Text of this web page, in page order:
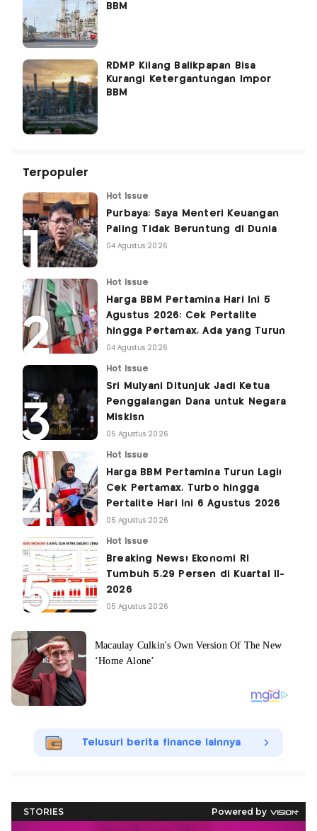
BBM
RDMP Kilang Balikpapan Bisa
Kurangi Ketergantungan Impor
BBM
Terpopuler
Hot Issue
Purbaya: Saya Menteri Keuangan
Paling Tidak Beruntung di Dunia
04 Agustus 2026
Hot Issue
Harga BBM Pertamina Hari Ini 5
Agustus 2026: Cek Pertalite
hingga Pertamax, Ada yang Turun
04 Agustus 2026
Hot Issue
Sri Mulyani Ditunjuk Jadi Ketua
Penggalangan Dana untuk Negara
Miskisn
05 Agustus 2026
Hot Issue
Harga BBM Pertamina Turun Lagi!
Cek Pertamax, Turbo hingga
Pertalite Hari Ini 6 Agustus 2026
05 Agustus 2026
Hot Issue
Breaking News! Ekonomi RI
Tumbuh 5,29 Persen di Kuartal II-
2026
05 Agustus 2026
Telusuri berita finance lainnya